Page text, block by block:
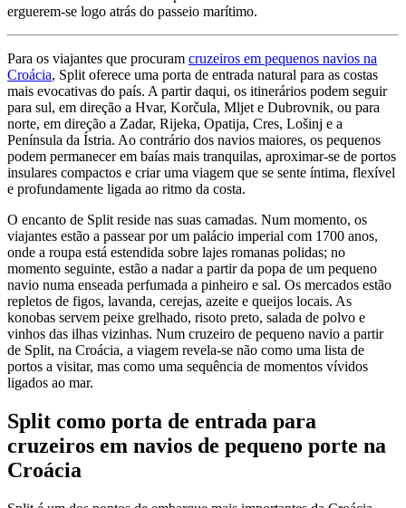
erguerem-se logo atrás do passeio marítimo.
Para os viajantes que procuram cruzeiros em pequenos navios na
Croácia, Split oferece uma porta de entrada natural para as costas
mais evocativas do país. A partir daqui, os itinerários podem seguir
para sul, em direção a Hvar, Korčula, Mljet e Dubrovnik, ou para
norte, em direção a Zadar, Rijeka, Opatija, Cres, Lošinj e a
Península da Ístria. Ao contrário dos navios maiores, os pequenos
podem permanecer em baías mais tranquilas, aproximar-se de portos
insulares compactos e criar uma viagem que se sente íntima, flexível
e profundamente ligada ao ritmo da costa.
O encanto de Split reside nas suas camadas. Num momento, os
viajantes estão a passear por um palácio imperial com 1700 anos,
onde a roupa está estendida sobre lajes romanas polidas; no
momento seguinte, estão a nadar a partir da popa de um pequeno
navio numa enseada perfumada a pinheiro e sal. Os mercados estão
repletos de figos, lavanda, cerejas, azeite e queijos locais. As
konobas servem peixe grelhado, risoto preto, salada de polvo e
vinhos das ilhas vizinhas. Num cruzeiro de pequeno navio a partir
de Split, na Croácia, a viagem revela-se não como uma lista de
portos a visitar, mas como uma sequência de momentos vívidos
ligados ao mar.
Split como porta de entrada para
cruzeiros em navios de pequeno porte na
Croácia